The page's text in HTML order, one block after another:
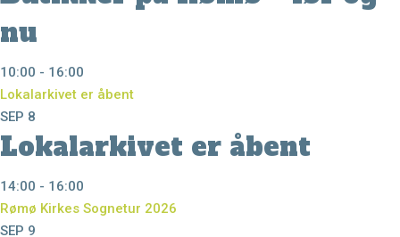
nu
10:00 - 16:00
Lokalarkivet er åbent
SEP 8
Lokalarkivet er åbent
14:00 - 16:00
Rømø Kirkes Sognetur 2026
SEP 9